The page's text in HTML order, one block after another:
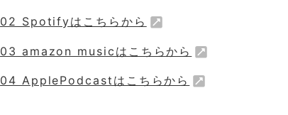
02 Spotifyはこちらから
03 amazon musicはこちらから
04 ApplePodcastはこちらから